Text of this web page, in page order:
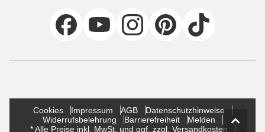
Cookies Impressum AGB
Datenschutzhinweise
Widerrufsbelehrung
Barrierefreiheit
Melden
* Alle Preise inkl. MwSt. und ggf. zzgl. Versandkosten